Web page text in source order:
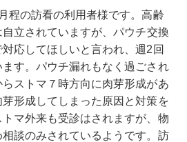
程の訪看の利用者様です。高齢
立されていますが、パウチ交換
応してほしいと言われ、週2回
す。パウチ漏れもなく過ごされ
ストマ７時方向に肉芽形成があ
形成してしまった原因と対策を
マ外来も受診はされますが、物
談のみされているようです。訪